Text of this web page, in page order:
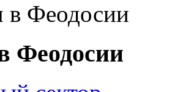
в Феодосии
Феодосии